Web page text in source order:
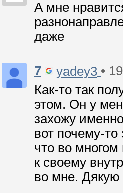
А мне
даже
7 yadey3 •
Как-то так
этом. Он у
захожу
вот почему-
что во
к своему
во мне. Дякую